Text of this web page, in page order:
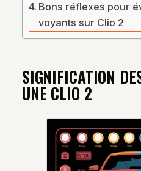
Bons réflexes pour
voyants sur Clio 2
SIGNIFICATION
UNE CLIO 2